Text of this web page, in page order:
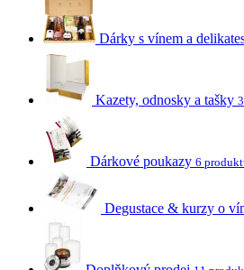
Dárky s vínem a
Kazety, odnosky a tašky
Dárkové poukazy 6
Degustace & kurzy o